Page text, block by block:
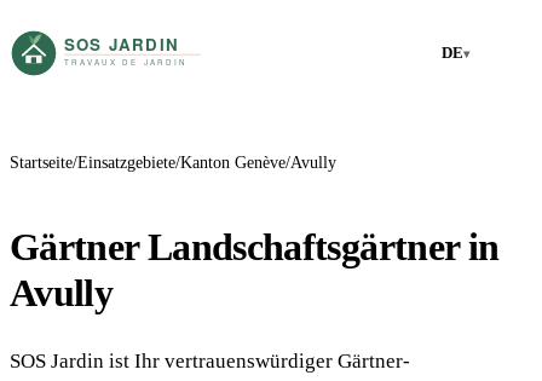
DE▾
Startseite Einsatzgebiete Kanton Genève Avully
Gärtner Landschaftsgärtner in
Avully
SOS Jardin ist Ihr vertrauenswürdiger Gärtner-